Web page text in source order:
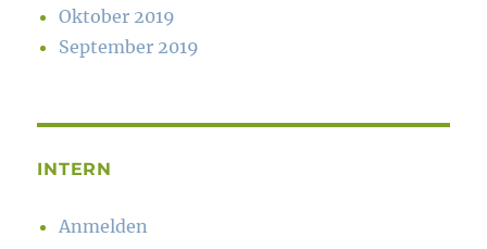
Oktober 2019
September 2019
INTERN
Anmelden